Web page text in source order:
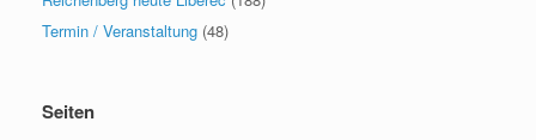
Termin / Veranstaltung (48)
Seiten